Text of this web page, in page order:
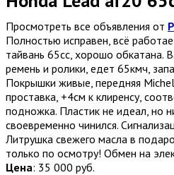
Просмотреть все объявления от
Полностью исправен, всё
тайвань 65сс, хорошо обкатана.
ремень и ролики, едет 65кмч,
Покрышки живые, передняя
проставка, +4см к клиренсу,
подножка. Пластик не идеал, но
своевременно чинился.
Литрушка свежего масла в
только по осмотру! Обмен на
Цена: 35 000 руб.